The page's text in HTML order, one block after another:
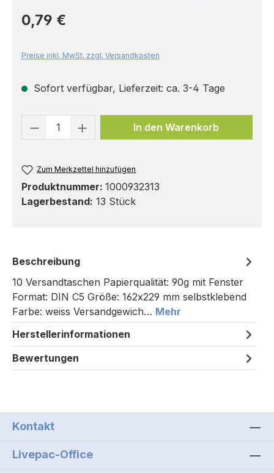
Regulärer Preis:
0,79 €
Preise inkl. MwSt. zzgl. Versandkosten
Sofort verfügbar, Lieferzeit: ca. 3-4 Tage
Produkt Anzahl: Gib den
In den Warenkorb
Zum Merkzettel hinzufügen
Produktnummer: 1000932313
Lagerbestand: 13 Stück
Beschreibung
10 Versandtaschen Papierqualität: 90g mit Fenster
Format: DIN C5 Größe: 162x229 mm selbstklebend
Farbe: weiss Versandgewich… Mehr
Herstellerinformationen
Bewertungen
Kontakt
Livepac-Office